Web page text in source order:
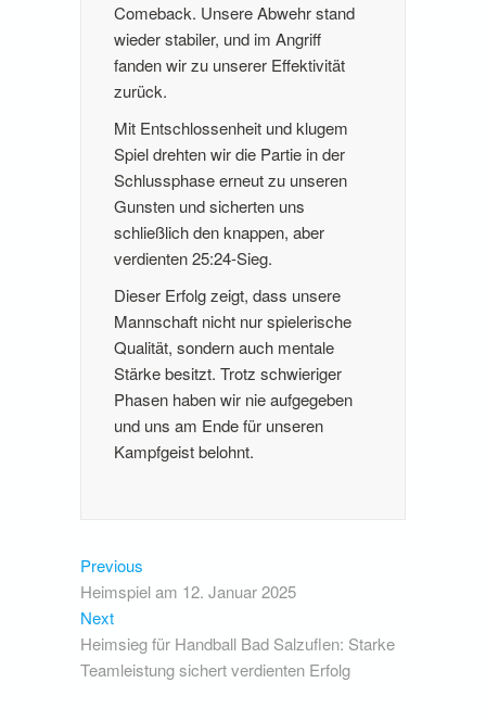
Comeback. Unsere Abwehr stand
wieder stabiler, und im Angriff
fanden wir zu unserer Effektivität
zurück.
Mit Entschlossenheit und klugem
Spiel drehten wir die Partie in der
Schlussphase erneut zu unseren
Gunsten und sicherten uns
schließlich den knappen, aber
verdienten 25:24-Sieg.
Dieser Erfolg zeigt, dass unsere
Mannschaft nicht nur spielerische
Qualität, sondern auch mentale
Stärke besitzt. Trotz schwieriger
Phasen haben wir nie aufgegeben
und uns am Ende für unseren
Kampfgeist belohnt.
Beitragsnavigation
Previous
post:
Heimspiel am 12. Januar 2025
NextNext
post:
Heimsieg für Handball Bad Salzuflen: Starke
Teamleistung sichert verdienten Erfolg